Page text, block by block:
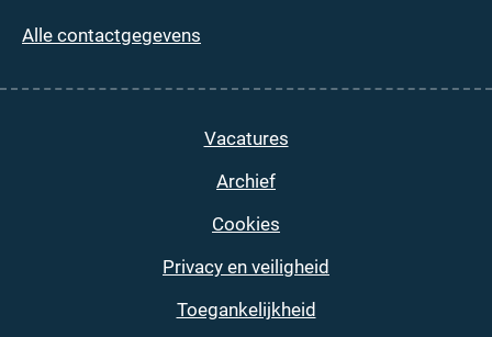
Alle contactgegevens
Vacatures
Archief
Cookies
Privacy en veiligheid
Toegankelijkheid